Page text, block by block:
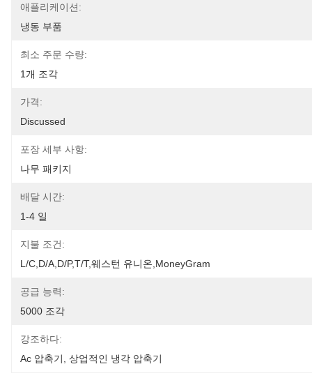
애플리케이션:
냉동 부품
최소 주문 수량:
1개 조각
가격:
Discussed
포장 세부 사항:
나무 패키지
배달 시간:
1-4 일
지불 조건:
L/C,D/A,D/P,T/T,웨스턴 유니온,MoneyGram
공급 능력:
5000 조각
강조하다:
Ac 압축기
상업적인 냉각 압축기